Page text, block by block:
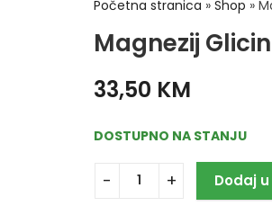
Početna stranica » Shop »
Magnezij
33,50 KM
DOSTUPNO NA STANJU
Dodaj